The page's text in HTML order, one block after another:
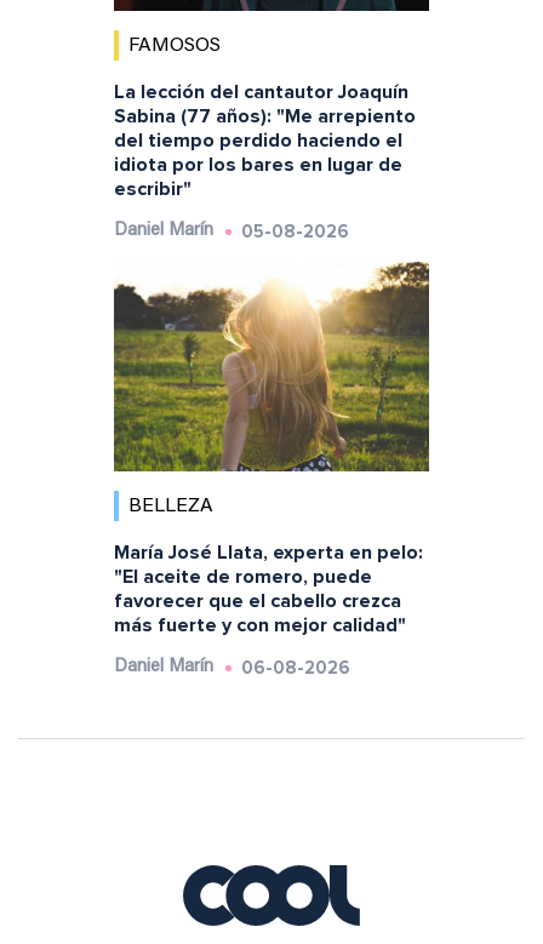
FAMOSOS
La lección del cantautor Joaquín
Sabina (77 años): "Me arrepiento
del tiempo perdido haciendo el
idiota por los bares en lugar de
escribir"
Daniel Marín 05-08-2026
BELLEZA
María José Llata, experta en pelo:
"El aceite de romero, puede
favorecer que el cabello crezca
más fuerte y con mejor calidad"
Daniel Marín 06-08-2026